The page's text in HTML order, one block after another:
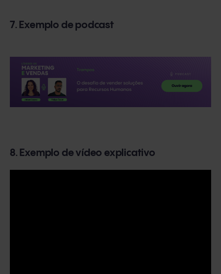
7. Exemplo de podcast
8. Exemplo de vídeo explicativo